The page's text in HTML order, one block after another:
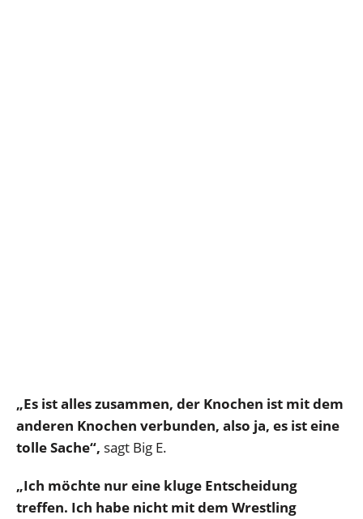
„Es ist alles zusammen, der Knochen ist mit dem
anderen Knochen verbunden, also ja, es ist eine
tolle Sache“, sagt Big E.
„Ich möchte nur eine kluge Entscheidung
treffen. Ich habe nicht mit dem Wrestling